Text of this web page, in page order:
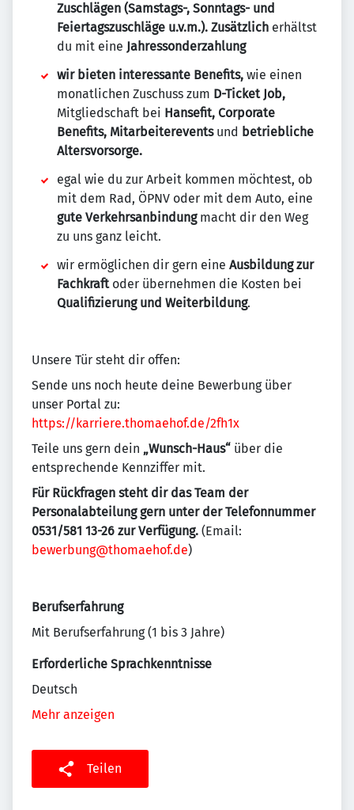
Zuschlägen (Samstags-, Sonntags- und
Feiertagszuschläge u.v.m.). Zusätzlich erhältst
du mit eine Jahressonderzahlung
wir bieten interessante Benefits, wie einen
monatlichen Zuschuss zum D-Ticket Job,
Mitgliedschaft bei Hansefit, Corporate
Benefits, Mitarbeiterevents und betriebliche
Altersvorsorge.
egal wie du zur Arbeit kommen möchtest, ob
mit dem Rad, ÖPNV oder mit dem Auto, eine
gute Verkehrsanbindungmacht dir den Weg
zu uns ganz leicht.
wir ermöglichen dir gern eine Ausbildung zur
Fachkraftoder übernehmen die Kosten bei
Qualifizierung und Weiterbildung.
Unsere Tür steht dir offen:
Sende uns noch heute deine Bewerbung über
unser Portal zu:
https://karriere.thomaehof.de/2fh1x
Teile uns gern dein „Wunsch-Haus“ über die
entsprechende Kennziffer mit.
Für Rückfragen steht dir das Team der
Personalabteilung gern unter der Telefonnummer
0531/581 13-26 zur Verfügung. (Email:
bewerbung@thomaehof.de)
Berufserfahrung
Mit Berufserfahrung (1 bis 3 Jahre)
Erforderliche Sprachkenntnisse
Deutsch
Mehr anzeigen
Teilen